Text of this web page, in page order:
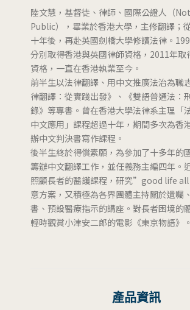
陸文慧，基督徒、律師、國際公證人（
Public），畢業於香港大學，主修翻譯；
十年後，再赴英國劍橋大學修讀法律。
分別取得香港與英國律師資格，2011年取
資格，一直在香港執業至今。
前半生以法律翻譯、用中文推廣法治為職
律翻譯：從實踐出發》、《雙語普通法：
錄》等專書。曾在香港大學法律系主理「
中文應用」課程超過十年，期間多次為香
辦中文判決書寫作課程。
後半生終於得償素願，為參加了十多年的
籌辦中文翻譯工作，並任義務主編四年。
照顧長者的醫護課程，研究”good life
意方案，又積極為各界團體主持關於遺囑
書、預設醫療指示的講座。對長者困境的
輕時觀賞小津安二郎的電影《東京物語》。
產品資訊